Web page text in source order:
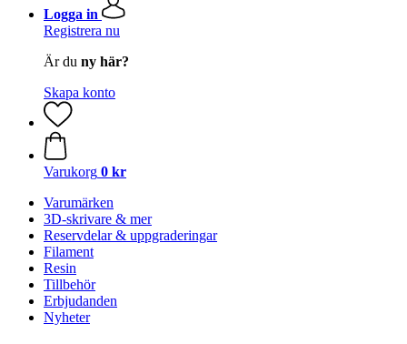
Logga in
Registrera nu
Är du ny här?
Skapa konto
Varukorg 0 kr
Varumärken
3D-skrivare & mer
Reservdelar & uppgraderingar
Filament
Resin
Tillbehör
Erbjudanden
Nyheter